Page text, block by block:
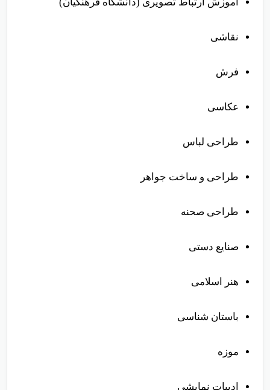
نقاشی
فرش
عکاسی
طراحی لباس
طراحی و ساخت جواهر
طراحی صحنه
صنایع دستی
هنر اسلامی
باستان شناسی
موزه
ادبیات نمایشی